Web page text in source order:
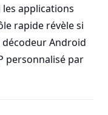
applications
rapide révèle si
Android
personnalisé par